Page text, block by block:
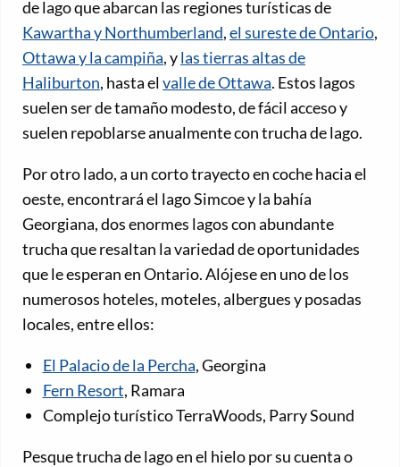
de lago que abarcan las regiones turísticas de
Kawartha y Northumberland,el sureste de Ontario,
Ottawa y la campiña, ylas tierras altas de
Haliburton, hasta elvalle de Ottawa. Estos lagos
suelen ser de tamaño modesto, de fácil acceso y
suelen repoblarse anualmente con trucha de lago.
Por otro lado, a un corto trayecto en coche hacia el
oeste, encontrará el lago Simcoe y la bahía
Georgiana, dos enormes lagos con abundante
trucha que resaltan la variedad de oportunidades
que le esperan en Ontario. Alójese en uno de los
numerosos hoteles, moteles, albergues y posadas
locales, entre ellos:
El Palacio de la Percha, Georgina
Fern Resort, Ramara
Complejo turístico TerraWoods, Parry Sound
Pesque trucha de lago en el hielo por su cuenta o